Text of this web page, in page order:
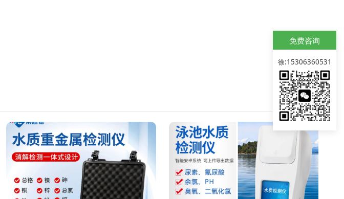
免费咨询
徐:15306360531